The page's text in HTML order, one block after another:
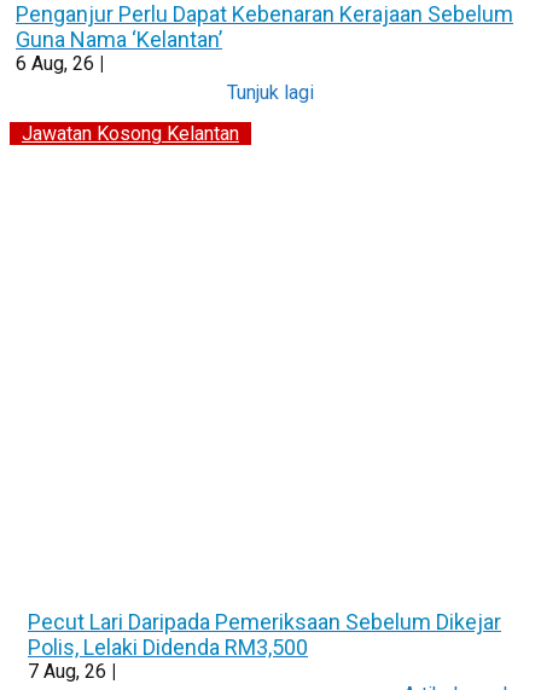
Penganjur Perlu Dapat Kebenaran Kerajaan Sebelum
Guna Nama ‘Kelantan’
6 Aug, 26
Tunjuk lagi
Jawatan Kosong Kelantan
Pecut Lari Daripada Pemeriksaan Sebelum Dikejar
Polis, Lelaki Didenda RM3,500
7 Aug, 26 |